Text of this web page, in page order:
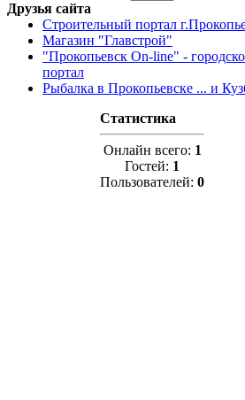
Друзья сайта
Строительный портал
Магазин "Главстрой"
"Прокопьевск On-line" -
портал
Рыбалка в Прокопьевске ... и
Статистика
Онлайн всего: 1
Гостей: 1
Пользователей: 0